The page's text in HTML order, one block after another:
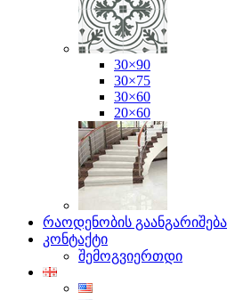
30×90
30×75
30×60
20×60
რაოდენობის გაანგარიშება
კონტაქტი
შემოგვიერთდი